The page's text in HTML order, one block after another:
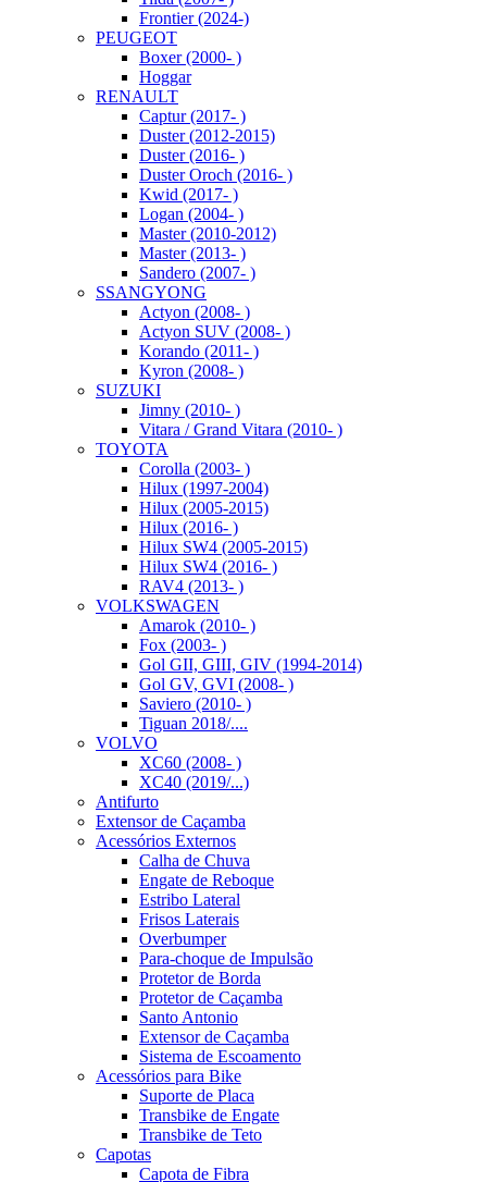
Frontier (2024-)
PEUGEOT
Boxer (2000- )
Hoggar
RENAULT
Captur (2017- )
Duster (2012-2015)
Duster (2016- )
Duster Oroch (2016- )
Kwid (2017- )
Logan (2004- )
Master (2010-2012)
Master (2013- )
Sandero (2007- )
SSANGYONG
Actyon (2008- )
Actyon SUV (2008- )
Korando (2011- )
Kyron (2008- )
SUZUKI
Jimny (2010- )
Vitara / Grand Vitara (2010- )
TOYOTA
Corolla (2003- )
Hilux (1997-2004)
Hilux (2005-2015)
Hilux (2016- )
Hilux SW4 (2005-2015)
Hilux SW4 (2016- )
RAV4 (2013- )
VOLKSWAGEN
Amarok (2010- )
Fox (2003- )
Gol GII, GIII, GIV (1994-2014)
Gol GV, GVI (2008- )
Saviero (2010- )
Tiguan 2018/....
VOLVO
XC60 (2008- )
XC40 (2019/...)
Antifurto
Extensor de Caçamba
Acessórios Externos
Calha de Chuva
Engate de Reboque
Estribo Lateral
Frisos Laterais
Overbumper
Para-choque de Impulsão
Protetor de Borda
Protetor de Caçamba
Santo Antonio
Extensor de Caçamba
Sistema de Escoamento
Acessórios para Bike
Suporte de Placa
Transbike de Engate
Transbike de Teto
Capotas
Capota de Fibra